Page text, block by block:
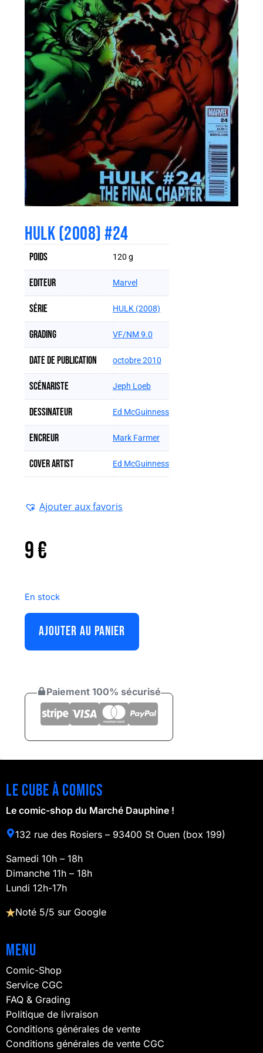
HULK (2008) #24
Poids 120 g
Editeur Marvel
Série HULK (2008)
Grading VF/NM 9.0
Date de publication octobre 2010
Scénariste Jeph Loeb
Dessinateur Ed McGuinness
Encreur Mark Farmer
Cover artist Ed McGuinness
Ajouter aux favoris
9€
En stock
AJOUTER AU PANIER
Paiement 100% sécurisé
Le cube à comics
Le comic-shop du Marché Dauphine !
132 rue des Rosiers – 93400 St Ouen (box 199)
Samedi 10h – 18h
Dimanche 11h – 18h
Lundi 12h-17h
Noté 5/5 sur Google
Menu
Comic-Shop
Service CGC
FAQ & Grading
Politique de livraison
Conditions générales de vente
Conditions générales de vente CGC